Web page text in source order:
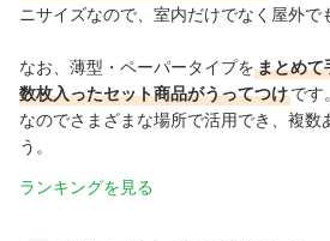
ニサイズなので、室内だけでなく屋外で
なお、薄型・ペーパータイプをまとめて
数枚入ったセット商品がうってつけです
なのでさまざまな場所で活用でき、複数
う。
ランキングを見る